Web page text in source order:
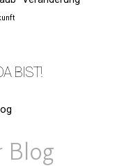
BIST!
Blog